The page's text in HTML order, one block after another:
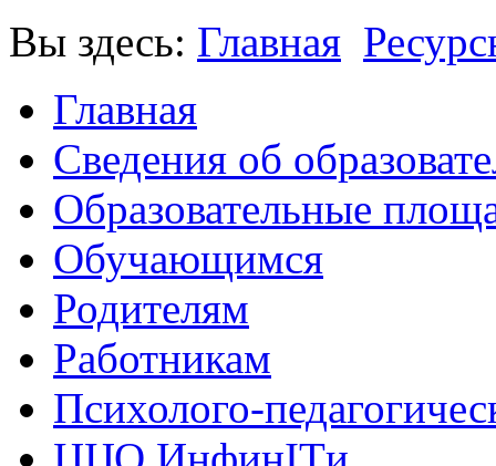
Вы здесь: Главная
Главная
Сведения об
Образовательные
Обучающимся
Родителям
Работникам
Психолого-